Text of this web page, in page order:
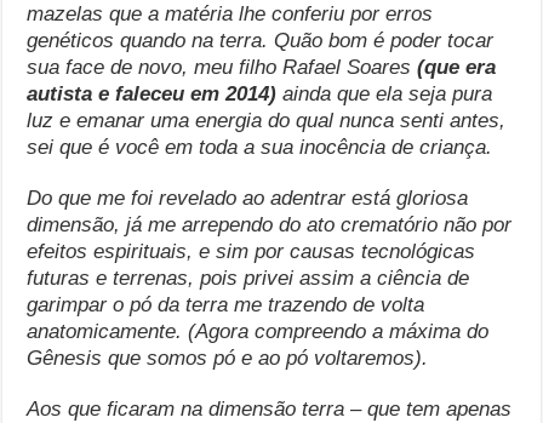
mazelas que a matéria lhe conferiu por erros
genéticos quando na terra. Quão bom é poder tocar
sua face de novo, meu filho Rafael Soares(que era
autista e faleceu em 2014) ainda que ela seja pura
luz e emanar uma energia do qual nunca senti antes,
sei que é você em toda a sua inocência de criança.
Do que me foi revelado ao adentrar está gloriosa
dimensão, já me arrependo do ato crematório não por
efeitos espirituais, e sim por causas tecnológicas
futuras e terrenas, pois privei assim a ciência de
garimpar o pó da terra me trazendo de volta
anatomicamente. (Agora compreendo a máxima do
Gênesis que somos pó e ao pó voltaremos).
Aos que ficaram na dimensão terra – que tem apenas